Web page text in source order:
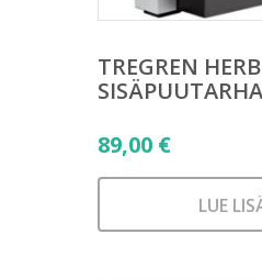
TREGREN
SISÄPUUTARHA
89,00 €
LUE